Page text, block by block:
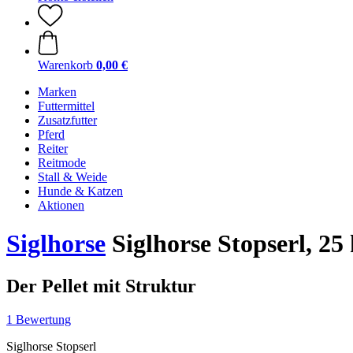
Warenkorb 0,00 €
Marken
Futtermittel
Zusatzfutter
Pferd
Reiter
Reitmode
Stall & Weide
Hunde & Katzen
Aktionen
Siglhorse Siglhorse Stopserl, 25
Der Pellet mit Struktur
1 Bewertung
Siglhorse Stopserl